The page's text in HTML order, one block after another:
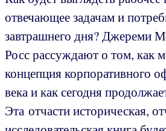
отвечающее задачам и
завтрашнего дня? Джереми
Росс рассуждают о том, как
концепция корпоративного
века и как сегодня
Эта отчасти историческая,